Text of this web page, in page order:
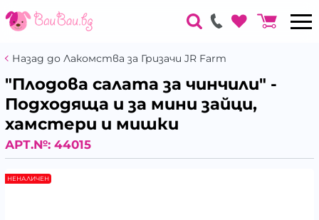
Назад до Лакомства за Гризачи JR Farm
"Плодова салата за чинчили" -
Подходяща и за мини зайци,
хамстери и мишки
АРТ.№: 44015
НЕНАЛИЧЕН